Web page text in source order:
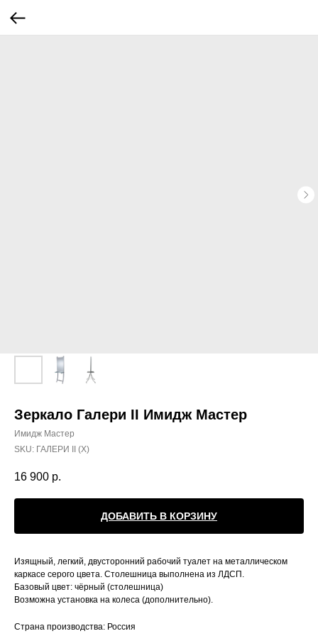
Зеркало Галери II Имидж Мастер
Имидж Мастер
SKU: ГАЛЕРИ II (Х)
16 900 р.
ДОБАВИТЬ В КОРЗИНУ
Изящный, легкий, двусторонний рабочий туалет на металлическом
каркасе серого цвета. Столешница выполнена из ЛДСП.
Базовый цвет: чёрный (столешница)
Возможна установка на колеса (дополнительно).
Страна производства: Россия